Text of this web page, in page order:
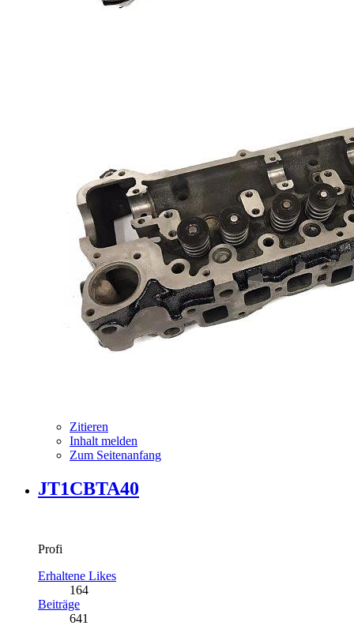
Zitieren
Inhalt melden
Zum Seitenanfang
JT1CBTA40
Profi
Erhaltene Likes
164
Beiträge
641